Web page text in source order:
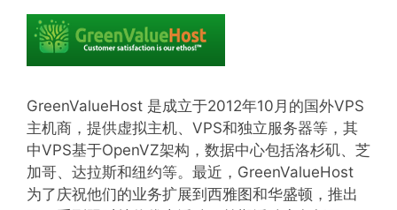
GreenValueHost 是成立于2012年10月的国外VPS
主机商，提供虚拟主机、VPS和独立服务器等，其
中VPS基于OpenVZ架构，数据中心包括洛杉矶、芝
加哥、达拉斯和纽约等。最近，GreenValueHost
为了庆祝他们的业务扩展到西雅图和华盛顿，推出